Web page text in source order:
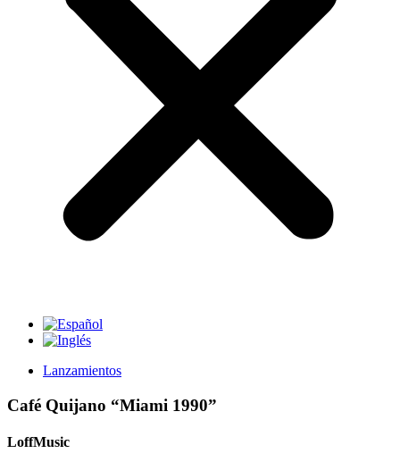
Lanzamientos
Café Quijano “Miami 1990”
LoffMusic